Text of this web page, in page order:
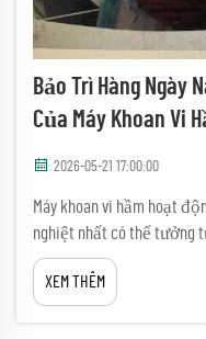
Bảo Trì Hàng Ngày
Của Máy Khoan Vi
2026-05-21 17:00:00
Máy khoan vi hầm hoạt
nghiệt nhất có thể tưởng
các hạt mài mòn liên tục
khí. Ở trung tâm của quá
XEM THÊM